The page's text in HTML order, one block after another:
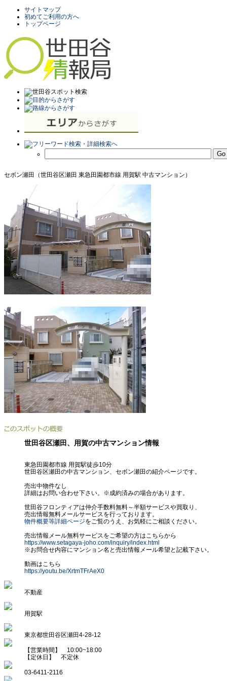
サイトマップ
初めてご利用の方へ
トップページ
セボン瀬田（世田谷区瀬田 東急田園都市線 用賀駅 中古マンション）
世田谷区瀬田、用賀の中古マンション情報
東急田園都市線 用賀駅徒歩10分
世田谷区瀬田の中古マンション、セボン瀬田の紹介ページです。
売出中物件なし
詳細はお問い合わせ下さい。※成約済みの場合があります。
世田谷フロンティアは仲介手数料無料～半額サービスや買取り、
売出情報無料メールサービスを行っております。
物件概要等詳細ページをご覧のうえ、お気軽にご相談ください。
売出情報メール無料サービスをご希望の方はこちらから
https://www.setagaya-joho.com/inquiry/index.html
※お問合せ内容にマンション名と売出情報メール希望と記載下さい。
動画はこちら
https://youtu.be/XrtmTFrAeX0
不動産
用賀駅
東京都世田谷区瀬田4-28-12
【営業時間】 10:00~18:00
【定休日】 不定休
03-6411-2116